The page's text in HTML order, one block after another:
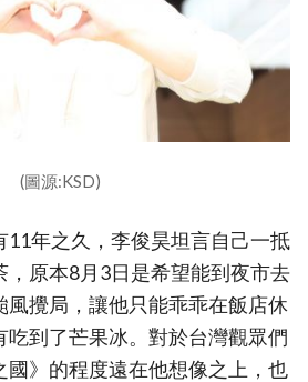
(圖源:KSD)
11年之久，李俊昊坦言自己一抵
，原本8月3日是希望能到夜市去
風攪局，讓他只能乖乖在飯店休
吃到了芒果冰。對於台灣觀眾們
國》的程度遠在他想像之上，也